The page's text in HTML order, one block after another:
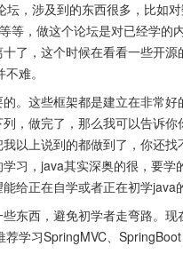
，涉及到的东西很多，比如
，做这个论坛是对已经学的
了，这个时候在看看一些开
难。
。这些框架都是建立在非常
，做完了，那么我可以告诉
以上说到的都做到了，你还找
习，java其实深奥的很，要学
给正在自学或者正在初学java
东西，避免初学者走弯路。现
学习SpringMVC、